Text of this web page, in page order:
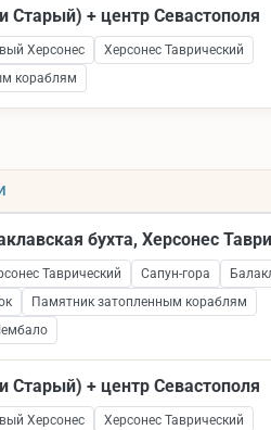
Старый) + центр Севастополя
Херсонес
Херсонес Таврический
кораблям
бухта, Херсонес
Таврический Сапун-гора
Памятник затопленным кораблям
Старый) + центр Севастополя
Херсонес
Херсонес Таврический